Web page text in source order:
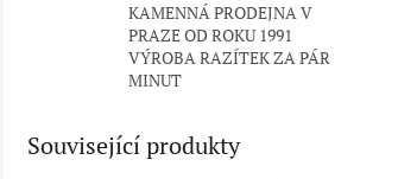
KAMENNÁ PRODEJNA V
PRAZE OD ROKU 1991
VÝROBA RAZÍTEK ZA PÁR
MINUT
Související produkty